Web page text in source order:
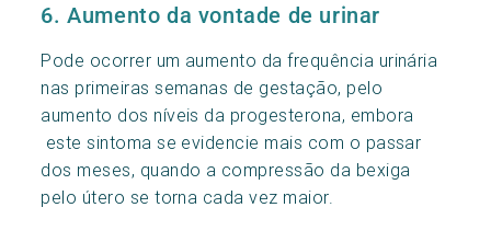
6. Aumento da vontade de urinar
Pode ocorrer um aumento da frequência urinária
nas primeiras semanas de gestação, pelo
aumento dos níveis da progesterona, embora
este sintoma se evidencie mais com o passar
dos meses, quando a compressão da bexiga
pelo útero se torna cada vez maior.